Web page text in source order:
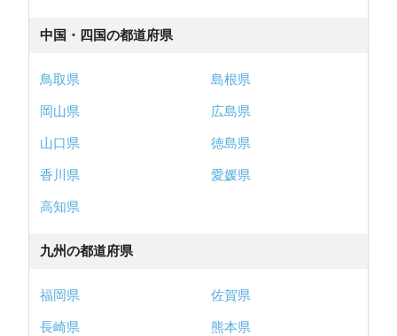
中国・四国の都道府県
鳥取県
島根県
岡山県
広島県
山口県
徳島県
香川県
愛媛県
高知県
九州の都道府県
福岡県
佐賀県
長崎県
熊本県